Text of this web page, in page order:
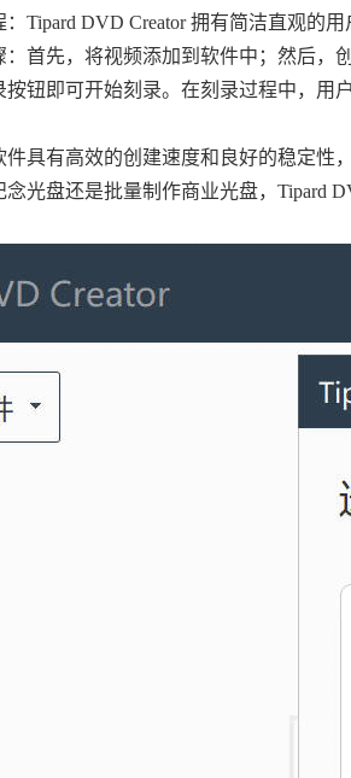
Tipard DVD Creator 拥有简洁直观的
首先，将视频添加到软件中；然后
钮即可开始刻录。在刻录过程中，用
具有高效的创建速度和良好的稳定性
光盘还是批量制作商业光盘，Tipard